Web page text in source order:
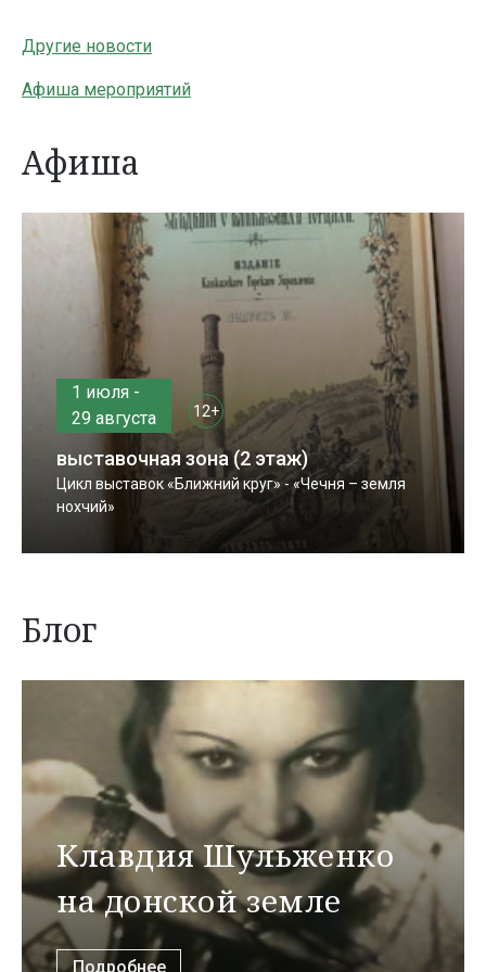
Другие новости
Афиша мероприятий
Афиша
1 июля -
29 августа
12+
выставочная зона (2 этаж)
Цикл выставок «Ближний круг» - «Чечня – земля
нохчий»
Блог
Клавдия Шульженко
на донской земле
Подробнее